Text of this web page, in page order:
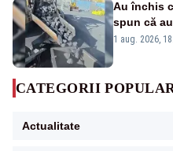
Au închis
spun că
pasează
1 aug. 2026,
CATEGORII
Actualitate